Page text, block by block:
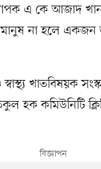
এ কে আজাদ খান
না হলে একজন
খাতবিষয়ক
হক কমিউনিটি